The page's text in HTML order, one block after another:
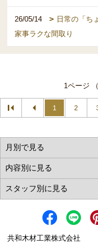
26/05/14
日常の「ち
家事ラクな間取り
1ページ
1 2
共和木材工業株式会社